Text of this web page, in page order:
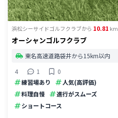
浜松シーサイドゴルフクラブから 10.81 km
オーシャンゴルフクラブ
東名高速道路袋井から15km以内
4
1
0
練習場あり
人気(高評価)
料理自慢
進行がスムーズ
ショートコース